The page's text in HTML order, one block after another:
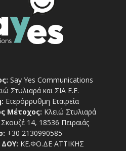
Say Yes Communications
Στυλιαρά και ΣΙΑ Ε.Ε.
Ετερόρρυθμη Εταιρεία
Μέτοχος: Κλειώ Στυλιαρά
Σκουζέ 14, 18536 Πειραιάς
+30 2130990585
ΔΟΥ: ΚΕ.ΦΟ.ΔΕ ΑΤΤΙΚΗΣ